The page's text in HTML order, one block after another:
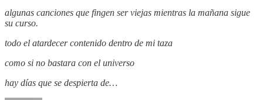
algunas canciones que fingen ser viejas mientras la mañana sigue
su curso.
todo el atardecer contenido dentro de mi taza
como si no bastara con el universo
hay días que se despierta de…